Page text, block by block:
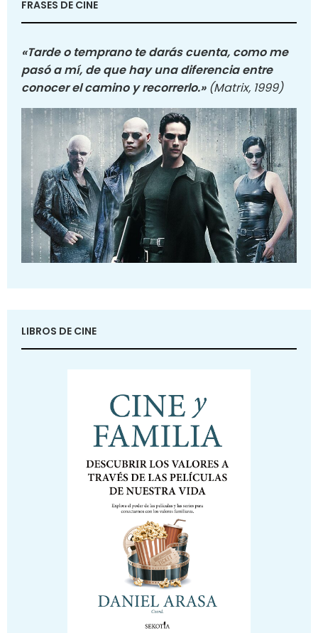
FRASES DE CINE
«Tarde o temprano te darás cuenta, como me
pasó a mí, de que hay una diferencia entre
conocer el camino y recorrerlo.» (Matrix, 1999)
LIBROS DE CINE